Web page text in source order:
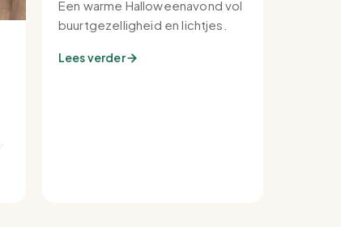
Een warme Halloweenavond vol
buurtgezelligheid en lichtjes.
Lees verder